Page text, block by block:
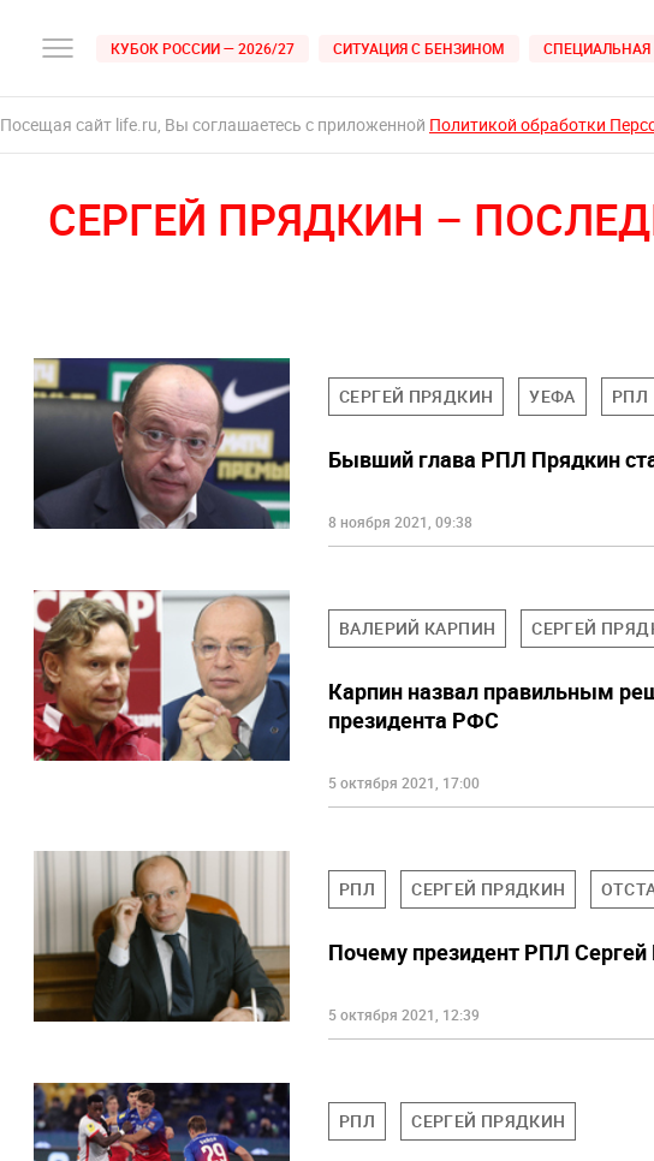
КУБОК РОССИИ — 2026/27 СИТУАЦИЯ С БЕНЗИНОМ СПЕЦИАЛЬНАЯ
Посещая сайт life.ru, Вы соглашаетесь с приложенной Политикой обработки
СЕРГЕЙ ПРЯДКИН –
СЕРГЕЙ ПРЯДКИН УЕФА РПЛ
Бывший глава РПЛ Прядкин
8 ноября 2021, 09:38
ВАЛЕРИЙ КАРПИН СЕРГЕЙ
Карпин назвал правильным
президента РФС
5 октября 2021, 17:00
РПЛ СЕРГЕЙ ПРЯДКИН
Почему президент РПЛ Сергей
5 октября 2021, 12:39
РПЛ СЕРГЕЙ ПРЯДКИН